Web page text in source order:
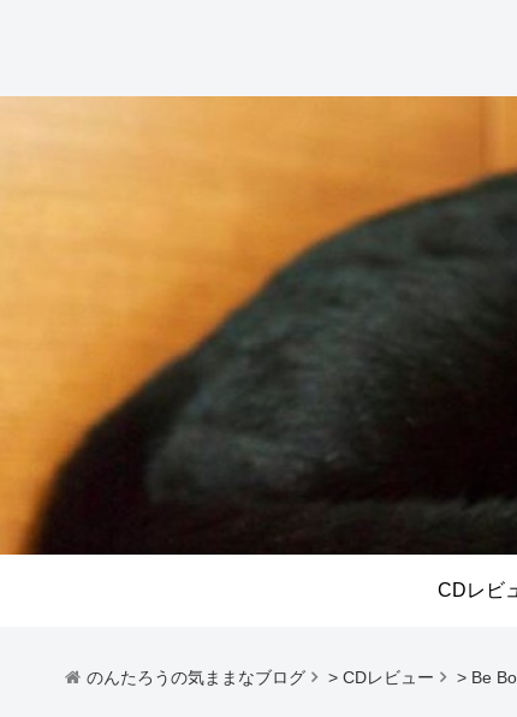
CDレビ
のんたろうの気ままなブログ > CDレビュー > Be